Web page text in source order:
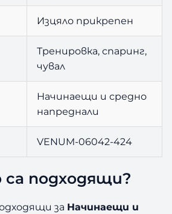
Изцяло прикрепен
Тренировка, спаринг,
чувал
Начинаещи и средно
напреднали
VENUM-06042-424
са подходящи?
за Начинаещи и